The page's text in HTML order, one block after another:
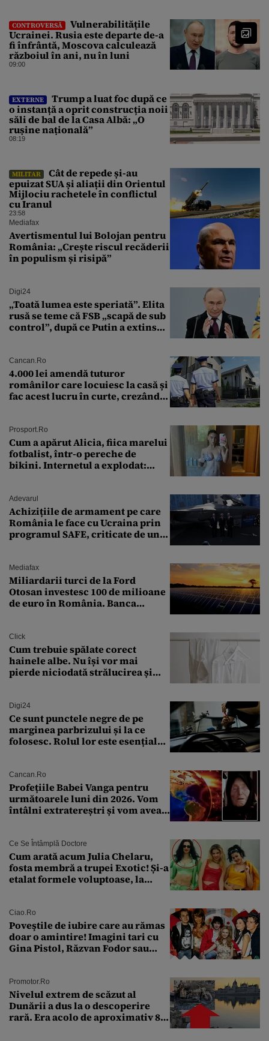
CONTROVERSĂ
Vulnerabilitățile
Ucrainei. Rusia este departe de-a
fi înfrântă, Moscova calculează
războiul în ani, nu în luni
09:00
EXTERNE
Trump a luat foc după ce
o instanță a oprit construcția noii
săli de bal de la Casa Albă: „O
rușine națională”
08:19
MILITAR
Cât de repede și-au
epuizat SUA și aliații din Orientul
Mijlociu rachetele în conflictul
cu Iranul
23:58
Mediafax
Avertismentul lui Bolojan pentru
România: „Crește riscul recăderii
în populism și risipă”
Digi24
„Toată lumea este speriată”. Elita
rusă se teme că FSB „scapă de sub
control”, după ce Putin a extins
Cancan.ro
4.000 lei amendă tuturor
românilor care locuiesc la casă și
fac acest lucru în curte, crezând
Prosport.ro
Cum a apărut Alicia, fiica marelui
fotbalist, într-o pereche de
bikini. Internetul a explodat:
Adevarul
Achizițiile de armament pe care
România le face cu Ucraina prin
programul SAFE, criticate de un
Mediafax
Miliardarii turci de la Ford
Otosan investesc 100 de milioane
de euro în România. Banca
Click
Cum trebuie spălate corect
hainele albe. Nu își vor mai
pierde niciodată strălucirea și
Digi24
Ce sunt punctele negre de pe
marginea parbrizului și la ce
folosesc. Rolul lor este esențial
Cancan.ro
Profețiile Babei Vanga pentru
următoarele luni din 2026. Vom
întâlni extratereștri și vom avea
Ce Se Întâmplă Doctore
Cum arată acum Julia Chelaru,
fosta membră a trupei Exotic! Și-a
etalat formele voluptoase, la
Ciao.ro
Poveştile de iubire care au rămas
doar o amintire! Imagini tari cu
Gina Pistol, Răzvan Fodor sau
Promotor.ro
Nivelul extrem de scăzut al
Dunării a dus la o descoperire
rară. Era acolo de aproximativ 80